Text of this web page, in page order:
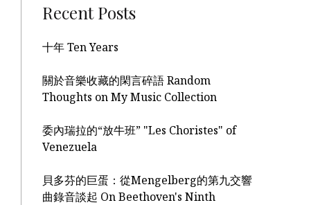
Recent Posts
十年 Ten Years
關於音樂收藏的閑言碎語 Random
Thoughts on My Music Collection
委內瑞拉的“放牛班” "Les Choristes" of
Venezuela
貝多芬的巨蛋：從Mengelberg的第九交響
曲錄音談起 On Beethoven's Ninth